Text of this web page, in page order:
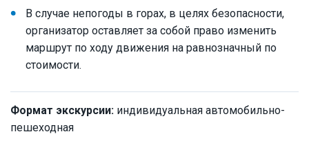
В случае непогоды в горах, в целях безопасности,
организатор оставляет за собой право изменить
маршрут по ходу движения на равнозначный по
стоимости.
Формат экскурсии: индивидуальная автомобильно-
пешеходная